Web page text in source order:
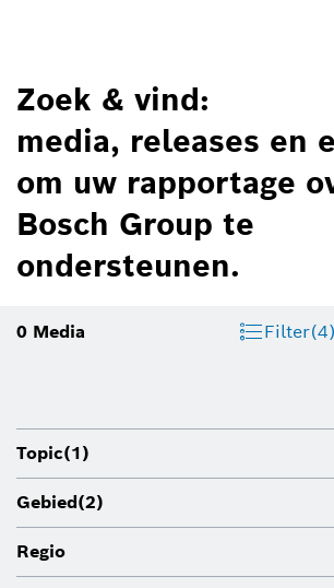
Zoek & vind:
media, releases en
om uw rapportage
Bosch Group te
ondersteunen.
0 Media Filter(4)
Topic(1)
Gebied(2)
Regio